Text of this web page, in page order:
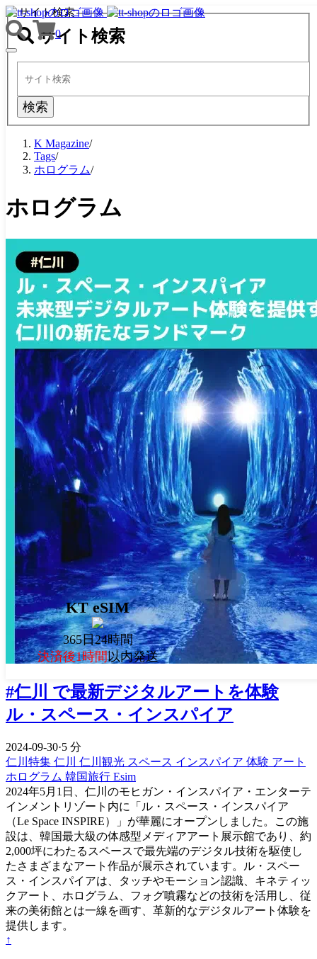
0
TOGGLE
NAVIGATION
KT eSIM
365日24時間
決済後1時間以内発送
サイト検索
サイト検索
検索
K Magazine/
Tags/
ホログラム/
ホログラム
#仁川 で最新デジタルアートを体験
ル・スペース・インスパイア
2024-09-30·5 分
仁川特集 仁川 仁川観光 スペース インスパイア 体験 アート
ホログラム 韓国旅行 Esim
2024年5月1日、仁川のモヒガン・インスパイア・エンターテ
インメントリゾート内に「ル・スペース・インスパイア
（Le Space INSPIRE）」が華麗にオープンしました。この施
設は、韓国最大級の体感型メディアアート展示館であり、約
2,000坪にわたるスペースで最先端のデジタル技術を駆使し
たさまざまなアート作品が展示されています。ル・スペー
ス・インスパイアは、タッチやモーション認識、キネティッ
クアート、ホログラム、フォグ噴霧などの技術を活用し、従
来の美術館とは一線を画す、革新的なデジタルアート体験を
提供します。
↑